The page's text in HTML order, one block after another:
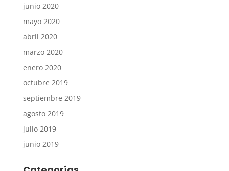
junio 2020
mayo 2020
abril 2020
marzo 2020
enero 2020
octubre 2019
septiembre 2019
agosto 2019
julio 2019
junio 2019